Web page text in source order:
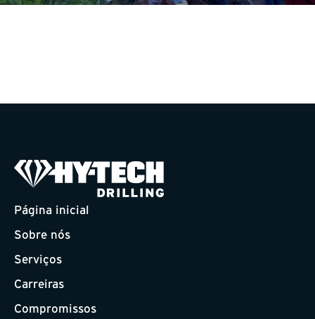
Página inicial
Sobre nós
Serviços
Carreiras
Compromissos